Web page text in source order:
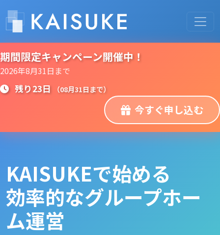
期間限定キャンペーン開催中！
2026年8月31日まで
残り23日 （08月31日まで）
今すぐ申し込む
KAISUKEで始める
効率的なグループホー
ム運営